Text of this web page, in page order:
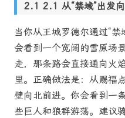
2.1 从“禁域”出发
当你从王城罗德尔通过“
会看到一个宽阔的雪原场
走，那条路会直接通向火
里。正确做法是：从赐福
壁向北前进。你会看到一
些巨人和狼群游荡。建议